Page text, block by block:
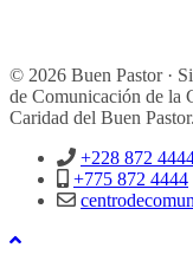
© 2026 Buen Pastor ·
de Comunicación de la
Caridad del Buen Pastor.
+228 872
+775 872 4444